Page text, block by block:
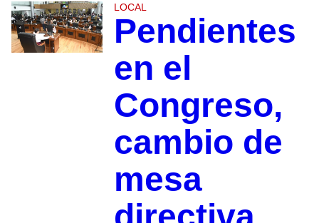
LOCAL
Pendientes
en el
Congreso,
cambio de
mesa